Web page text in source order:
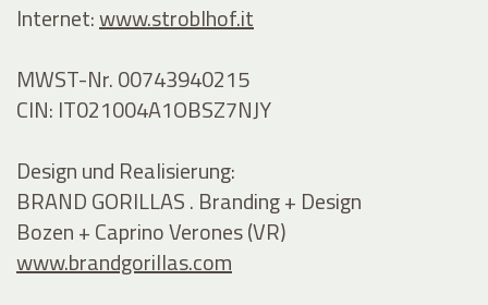
Internet:www.stroblhof.it
MWST-Nr. 00743940215
CIN: IT021004A1OBSZ7NJY
Design und Realisierung:
BRAND GORILLAS . Branding + Design
Bozen + Caprino Verones (VR)
www.brandgorillas.com